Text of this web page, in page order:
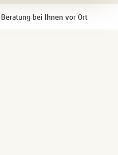
bei Ihnen vor Ort